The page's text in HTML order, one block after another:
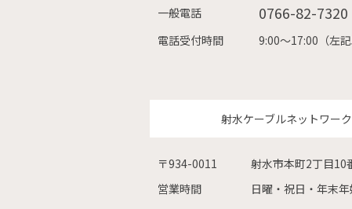
一般電話 0766-82-7320
電話受付時間 9:00〜17:00（左
射水ケーブルネットワーク
〒934-0011
射水市本町2丁目10
営業時間
日曜・祝日・年末